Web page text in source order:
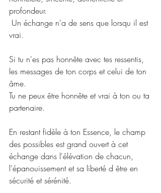
profondeur.
Un échange n'a de sens que lorsqu il est
vrai.
Si tu n'es pas honnête avec tes ressentis,
les messages de ton corps et celui de ton
âme.
Tu ne peux être honnête et vrai à ton ou ta
partenaire.
En restant fidèle à ton Essence, le champ
des possibles est grand ouvert à cet
échange dans l'élévation de chacun,
l'épanouissement et sa liberté d être en
sécurité et sérénité.